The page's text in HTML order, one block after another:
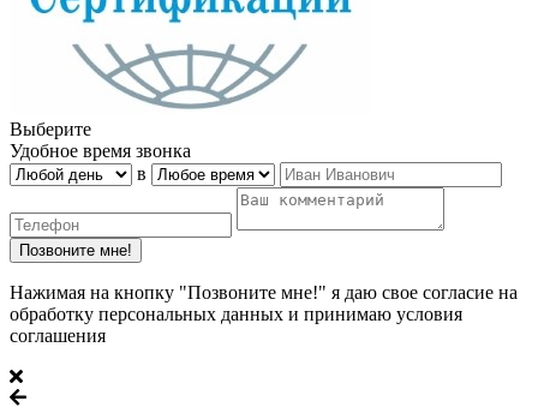
Выберите
Удобное время звонка
в
Нажимая на кнопку "Позвоните мне!" я даю свое согласие на
обработку персональных данных и принимаю условия
соглашения